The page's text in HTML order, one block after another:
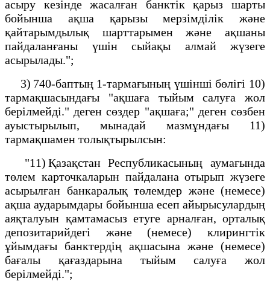
асыру кезінде жасалған банктік қарыз шарты
бойынша ақша қарызы мерзімділік және
қайтарымдылық шарттарымен және ақшаны
пайдаланғаны үшін сыйақы алмай жүзеге
асырылады.";
3) 740-баптың 1-тармағының үшінші бөлігі 10)
тармақшасындағы "ақшаға тыйым салуға жол
берілмейді." деген сөздер "ақшаға;" деген сөзбен
ауыстырылып, мынадай мазмұндағы 11)
тармақшамен толықтырылсын:
"11) Қазақстан Республикасының аумағында
төлем карточкаларын пайдалана отырып жүзеге
асырылған банкаралық төлемдер және (немесе)
ақша аударымдары бойынша есеп айырысулардың
аяқталуын қамтамасыз етуге арналған, орталық
депозитарийдегі және (немесе) клирингтік
ұйымдағы банктердің ақшасына және (немесе)
бағалы қағаздарына тыйым салуға жол
берілмейді.";